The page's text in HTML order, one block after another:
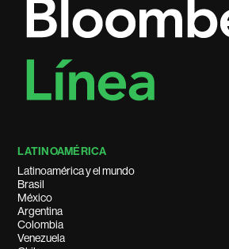
LATINOAMÉRICA
Latinoamérica y el mundo
Brasil
México
Argentina
Colombia
Venezuela